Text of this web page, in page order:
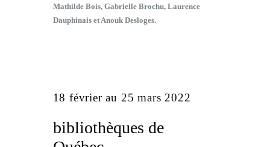
Mathilde Bois, Gabrielle Brochu, Laurence
Dauphinais et Anouk Desloges.
18 février au 25 mars 2022
bibliothèques de